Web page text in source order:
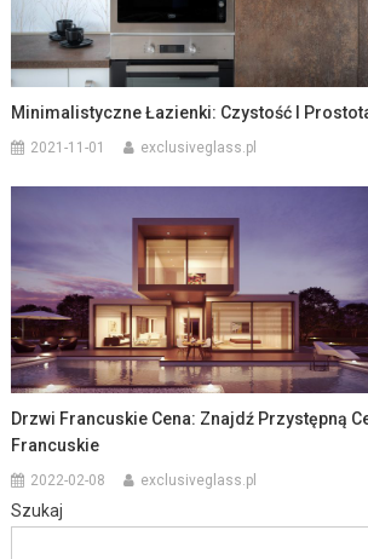
Minimalistyczne Łazienki: Czystość I
2021-11-01 exclusiveglass.pl
Drzwi Francuskie Cena: Znajdź Przystępną
Francuskie
2022-02-08 exclusiveglass.pl
Szukaj